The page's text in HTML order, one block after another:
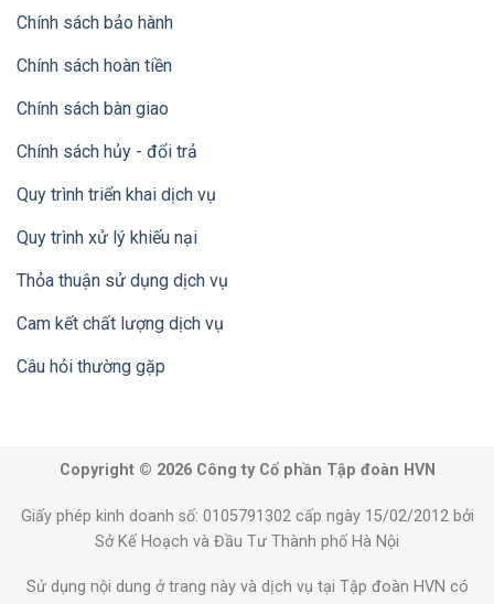
Chính sách bảo hành
Chính sách hoàn tiền
Chính sách bàn giao
Chính sách hủy - đổi trả
Quy trình triển khai dịch vụ
Quy trình xử lý khiếu nại
Thỏa thuận sử dụng dịch vụ
Cam kết chất lượng dịch vụ
Câu hỏi thường gặp
Copyright © 2026 Công ty Cổ phần Tập đoàn HVN
Giấy phép kinh doanh số: 0105791302 cấp ngày 15/02/2012 bởi
Sở Kế Hoạch và Đầu Tư Thành phố Hà Nội
Sử dụng nội dung ở trang này và dịch vụ tại Tập đoàn HVN có